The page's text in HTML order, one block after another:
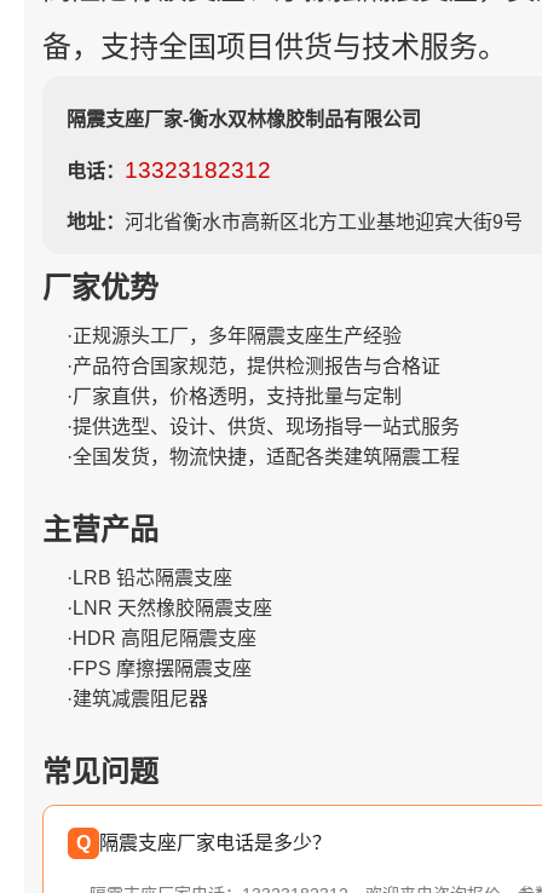
备，支持全国项目供货与技术服务。
隔震支座厂家-衡水双林橡胶制品有限公司
电话： 13323182312
地址： 河北省衡水市高新区北方工业基地迎宾大街9号
厂家优势
·正规源头工厂，多年隔震支座生产经验
·产品符合国家规范，提供检测报告与合格证
·厂家直供，价格透明，支持批量与定制
·提供选型、设计、供货、现场指导一站式服务
·全国发货，物流快捷，适配各类建筑隔震工程
主营产品
·LRB 铅芯隔震支座
·LNR 天然橡胶隔震支座
·HDR 高阻尼隔震支座
·FPS 摩擦摆隔震支座
·建筑减震阻尼器
常见问题
Q 隔震支座厂家电话是多少？